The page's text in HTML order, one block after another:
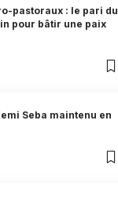
pastoraux : le pari du
pour bâtir une paix
Seba maintenu en